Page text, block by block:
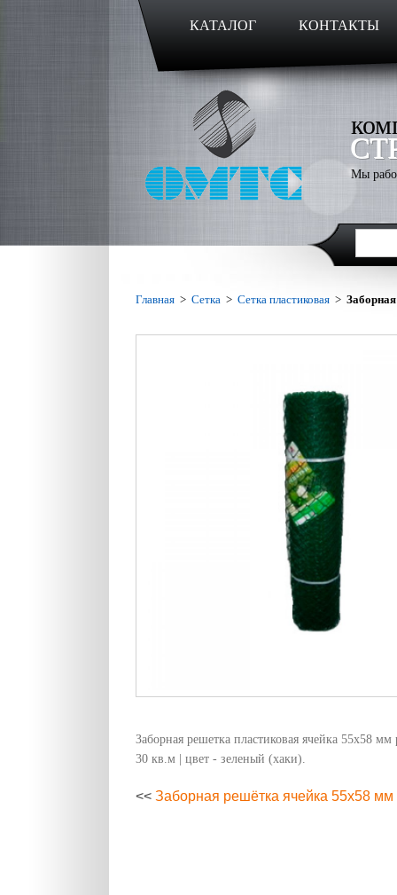
КАТАЛОГ КОНТАКТЫ
Мы
Главная > Сетка > Сетка пластиковая >
Заборная решетка пластиковая ячейка 55х58
30 кв.м | цвет - зеленый (хаки).
<< Заборная решётка ячейка 55х58 мм